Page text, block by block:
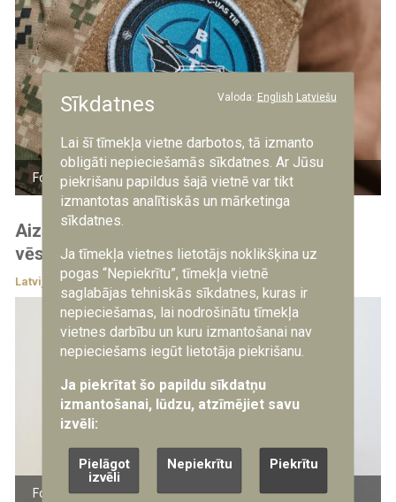
Foto: kaprālis R.R. Putnis/NBS
Aizsardzības ministrs apbalvo Kanādas
vēstnieku Latvijā
Latvijā 4.08.2026
Foto: Gatis Dieziņš/Aizsardzības ministrija
Sīkdatnes Valoda: English Latviešu
Lai šī tīmekļa vietne darbotos, tā izmanto
obligāti nepieciešamās sīkdatnes. Ar Jūsu
piekrišanu papildus šajā vietnē var tikt
izmantotas analītiskās un mārketinga
sīkdatnes.
Ja tīmekļa vietnes lietotājs noklikšķina uz
pogas “Nepiekrītu”, tīmekļa vietnē
saglabājas tehniskās sīkdatnes, kuras ir
nepieciešamas, lai nodrošinātu tīmekļa
vietnes darbību un kuru izmantošanai nav
nepieciešams iegūt lietotāja piekrišanu.
Ja piekrītat šo papildu sīkdatņu
izmantošanai, lūdzu, atzīmējiet savu
izvēli:
Pielāgot
izvēli
Nepiekrītu Piekrītu